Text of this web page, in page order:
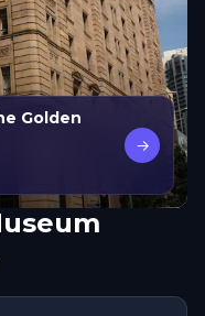
Golden
→